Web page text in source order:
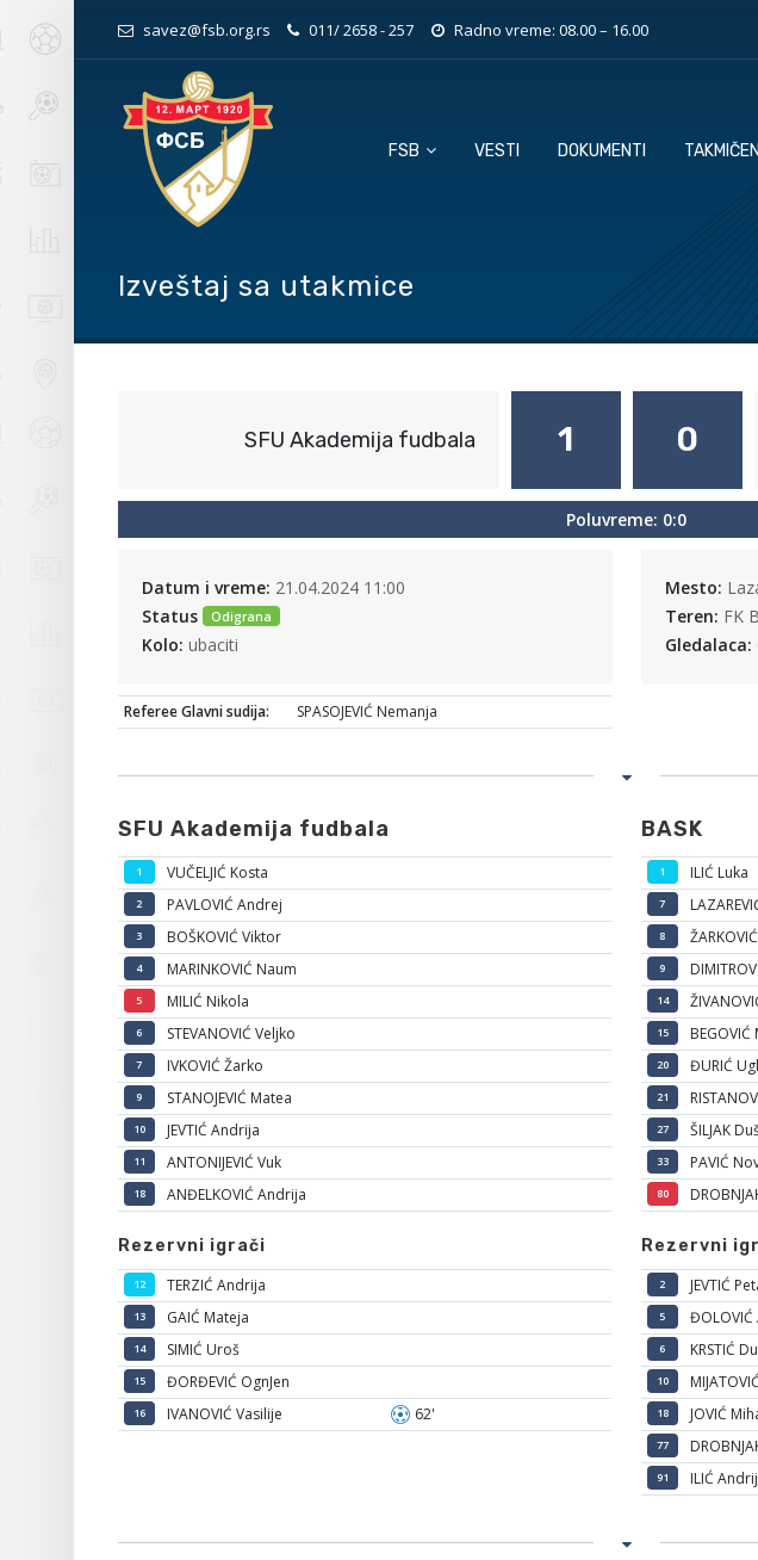
savez@fsb.org.rs 011/ 2658 - 257 Radno vreme: 08.00 – 16.00
FSB VESTI DOKUMENTI
Izveštaj sa utakmice
SFU Akademija fudbala 1 0
Poluvreme: 0:0
Datum i vreme: 21.04.2024 11:00
Status
Odigrana
Kolo: ubaciti
Mesto:
Teren: FK
Gledalaca:
Referee Glavni sudija: SPASOJEVIĆ Nemanja
SFU Akademija fudbala
1 VUČELJIĆ Kosta
2 PAVLOVIĆ Andrej
3 BOŠKOVIĆ Viktor
4 MARINKOVIĆ Naum
5 MILIĆ Nikola
6 STEVANOVIĆ Veljko
7 IVKOVIĆ Žarko
9 STANOJEVIĆ Matea
10 JEVTIĆ Andrija
11 ANTONIJEVIĆ Vuk
18 ANĐELKOVIĆ Andrija
Rezervni igrači
12 TERZIĆ Andrija
13 GAIĆ Mateja
14 SIMIĆ Uroš
15 ĐORĐEVIĆ OgnJen
16 IVANOVIĆ Vasilije 62'
BASK
1 ILIĆ Luka
7
8
9
14
15 BEGOVIĆ
20 ĐURIĆ
21
27 ŠILJAK
33 PAVIĆ
80
Rezervni
2 JEVTIĆ
5 ĐOLOVIĆ
6 KRSTIĆ
10
18 JOVIĆ
77
91 ILIĆ